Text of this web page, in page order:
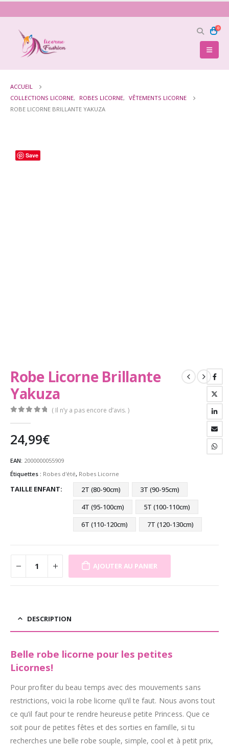
0
ACCUEIL
COLLECTIONS LICORNE, ROBES LICORNE, VÊTEMENTS LICORNE
ROBE LICORNE BRILLANTE YAKUZA
Save
Robe Licorne Brillante
Yakuza
( Il n’y a pas encore d’avis. )
24,99€
EAN: 2000000055909
Étiquettes : Robes d'été, Robes Licorne
TAILLE ENFANT 2T (80-90cm)
3T (90-95cm)
4T (95-100cm)
5T (100-110cm)
6T (110-120cm)
7T (120-130cm)
AJOUTER AU PANIER
DESCRIPTION
Belle robe licorne pour les petites
Licornes!
Pour profiter du beau temps avec des mouvements sans
restrictions, voici la robe licorne qu’il te faut. Nous avons tout
ce qu’il faut pour te rendre heureuse petite Princess. Que ce
soit pour de petites fêtes et des sorties en famille, si tu
recherches une belle robe souple, simple, cool et à petit prix,